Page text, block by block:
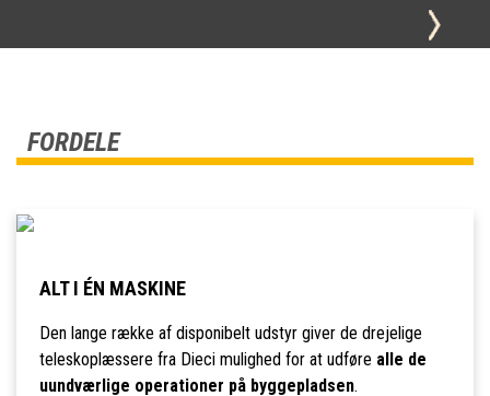
FORDELE
ALT I ÉN MASKINE
Den lange række af disponibelt udstyr giver de drejelige
teleskoplæssere fra Dieci mulighed for at udføre alle de
uundværlige operationer på byggepladsen.